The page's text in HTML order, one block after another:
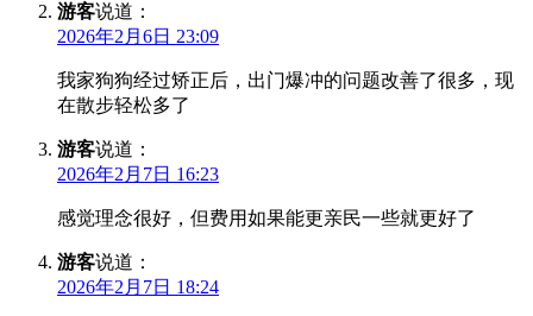
游客说道：
2026年2月6日 23:09
我家狗狗经过矫正后，出门爆冲的问题改善了很多，现
在散步轻松多了
游客说道：
2026年2月7日 16:23
感觉理念很好，但费用如果能更亲民一些就更好了
游客说道：
2026年2月7日 18:24